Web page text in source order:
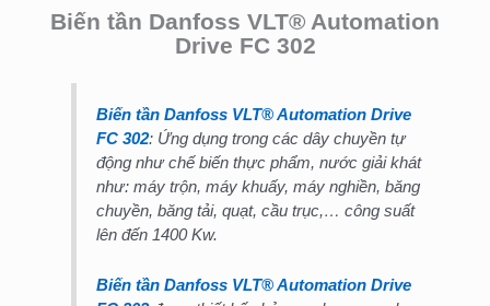
Biến tần Danfoss VLT® Automation
Drive FC 302
Biến tần Danfoss VLT® Automation Drive
FC 302: Ứng dụng trong các dây chuyền tự
động như chế biến thực phẩm, nước giải khát
như: máy trộn, máy khuấy, máy nghiền, băng
chuyền, băng tải, quạt, cầu trục,… công suất
lên đến 1400 Kw.
Biến tần Danfoss VLT® Automation Drive